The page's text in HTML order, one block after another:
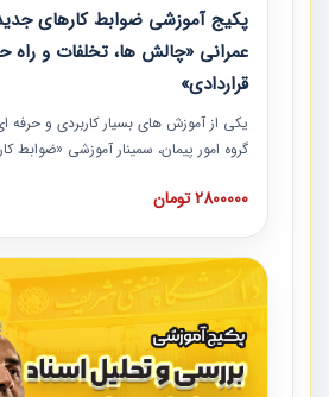
پکیج آموزشی ضوابط کارهای
عمرانی «چالش ها، تخلفات و راه
قراردادی»
یکی از آموزش‏‏‏‏‏‏ های بسیار کاربردی و حرفه‏
گروه امور پیمان، سمینار آموزشی «ضوابط
های عمرانی» چالش ها، تخلفات و راه حل
است که در محل سندیکای شرکت های
مدارک پیمان به همراه تجربیات عملی
2800000 تومان